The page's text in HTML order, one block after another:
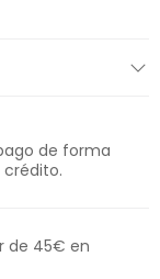
de forma
de 45€ en